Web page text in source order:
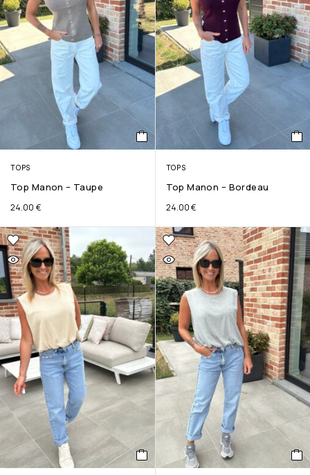
TOPS
Top Manon – Taupe
24.00 €
TOPS
Top Manon – Bordeau
24.00€